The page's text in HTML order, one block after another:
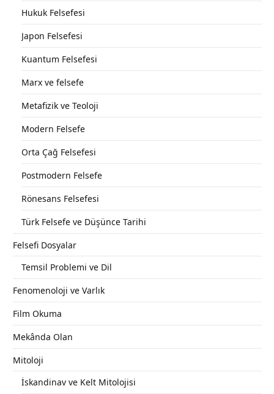
Hukuk Felsefesi
Japon Felsefesi
Kuantum Felsefesi
Marx ve felsefe
Metafizik ve Teoloji
Modern Felsefe
Orta Çağ Felsefesi
Postmodern Felsefe
Rönesans Felsefesi
Türk Felsefe ve Düşünce Tarihi
Felsefi Dosyalar
Temsil Problemi ve Dil
Fenomenoloji ve Varlık
Film Okuma
Mekânda Olan
Mitoloji
İskandinav ve Kelt Mitolojisi